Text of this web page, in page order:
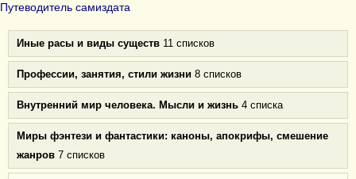
Путеводитель самиздата
Иные расы и виды существ 11 списков
Профессии, занятия, стили жизни 8 списков
Внутренний мир человека. Мысли и жизнь 4 списка
Миры фэнтези и фантастики: каноны, апокрифы, смешение
жанров 7 списков